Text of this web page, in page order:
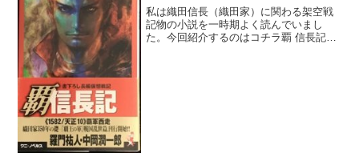
私は織田信長（織田家）に関わる架空戦
記物の小説を一時期よく読んでいまし
た。今回紹介するのはコチラ覇 信長記